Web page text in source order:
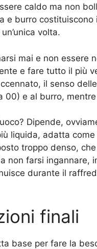
caldo ma non
e burro
volta.
mai e non essere
e fare tutto il più
il senso
00) e al burro,
Dipende,
liquida, adatta
troppo denso,
non farsi ingannare,
durante il
finali
base per fare la